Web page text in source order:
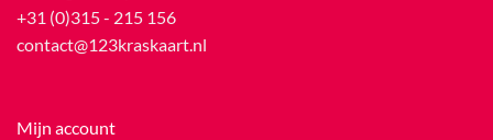
+31 (0)315 - 215 156
contact@123kraskaart.nl
Mijn account